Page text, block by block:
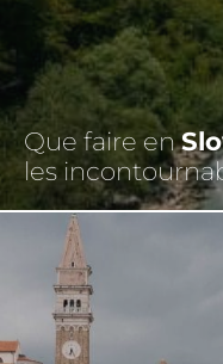
Que faire en
les